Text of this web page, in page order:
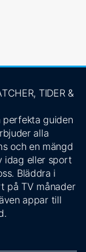
TIDER &
perfekta guiden
alla
och en mängd
idag eller sport
Bläddra i
på TV månader
appar till